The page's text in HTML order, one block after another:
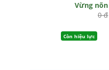
Vừng nõn
0 đ
Còn hiệu lực